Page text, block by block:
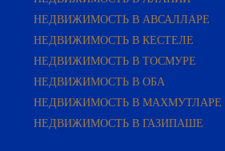
НЕДВИЖИМОСТЬ В АВСАЛЛАРЕ
НЕДВИЖИМОСТЬ В КЕСТЕЛЕ
НЕДВИЖИМОСТЬ В ТОСМУРЕ
НЕДВИЖИМОСТЬ В ОБА
НЕДВИЖИМОСТЬ В МАХМУТЛАРЕ
НЕДВИЖИМОСТЬ В ГАЗИПАШЕ